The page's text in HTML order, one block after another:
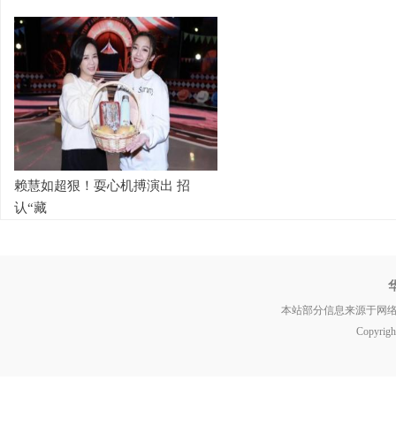
赖慧如超狠！耍心机搏演出 招
认“藏
本站部分信息来源于网